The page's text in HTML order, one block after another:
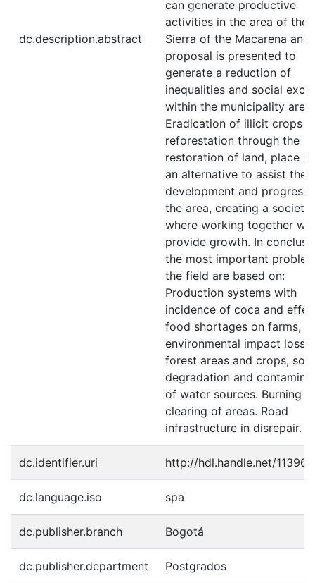
dc.description.abstract
can generate productive
activities in the area of the
Sierra of the Macarena and
proposal is presented to
generate a reduction of
inequalities and social
within the municipality are .
Eradication of illicit crops
reforestation through the
restoration of land, place it
an alternative to assist the
development and progress
the area, creating a society
where working together will
provide growth. In
the most important
the field are based on:
Production systems with
incidence of coca and
food shortages on farms,
environmental impact loss
forest areas and crops, soil
degradation and
of water sources. Burning
clearing of areas. Road
infrastructure in disrepair.
dc.identifier.uri http://hdl.handle.net/11396/
dc.language.iso spa
dc.publisher.branch Bogotá
dc.publisher.department Postgrados